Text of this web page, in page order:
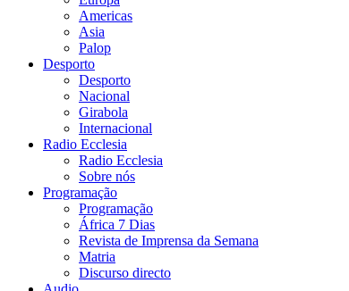
Americas
Asia
Palop
Desporto
Desporto
Nacional
Girabola
Internacional
Radio Ecclesia
Radio Ecclesia
Sobre nós
Programação
Programação
África 7 Dias
Revista de Imprensa da Semana
Matria
Discurso directo